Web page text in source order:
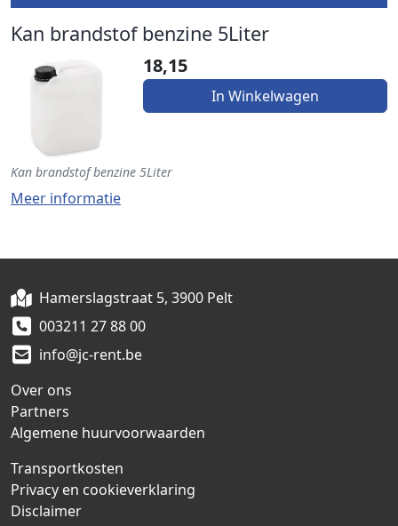
Kan brandstof benzine 5Liter
18,15
In Winkelwagen
Kan brandstof benzine 5Liter
Meer informatie
Hamerslagstraat 5, 3900 Pelt
003211 27 88 00
info@jc-rent.be
Over ons
Partners
Algemene huurvoorwaarden
Transportkosten
Privacy en cookieverklaring
Disclaimer